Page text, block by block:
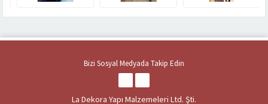
Bizi Sosyal Medyada Takip Edin
La Dekora Yapı Malzemeleri Ltd. Şti.